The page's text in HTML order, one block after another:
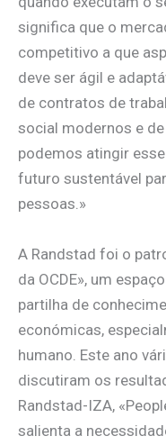
significa que o
competitivo a que
deve ser ágil e
de contratos de
social modernos e
podemos atingir
futuro sustentável
pessoas.»
A Randstad foi o
da OCDE», um
partilha de
económicas,
humano. Este ano
discutiram os
Randstad-IZA,
salienta a